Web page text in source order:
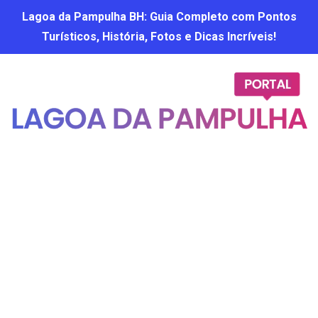
Lagoa da Pampulha BH: Guia Completo com Pontos
Turísticos, História, Fotos e Dicas Incríveis!